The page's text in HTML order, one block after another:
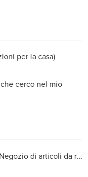
per la casa)
cerco nel mio
(Concept store / Negozio di articoli da regalo)